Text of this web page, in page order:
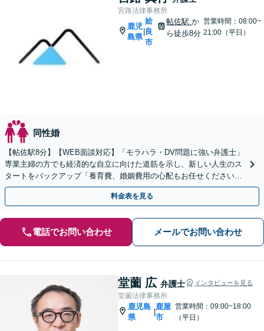
宮路法律事務所
鹿児
島県
姶
良
市
帖佐駅か
ら徒歩8分
営業時間：08:00~
21:00（平日）
同性婚
【帖佐駅8分】【WEB面談対応】「モラハラ・DV問題に強い弁護士」
専業主婦の方でも経済的な自立に向けた道筋を示し、新しい人生のス
タートをバックアップ「養育費、婚姻費用の心配もお任せください」
経営者特有の離婚問題に対応【休日・夜間相談可】
料金表を見る
電話でお問い合わせ メールでお問い合わせ
堂薗 広 弁護士 インタビューを見る
堂薗法律事務所
鹿児島
県
|
鹿屋
市
営業時間：09:00~18:00
（平日）